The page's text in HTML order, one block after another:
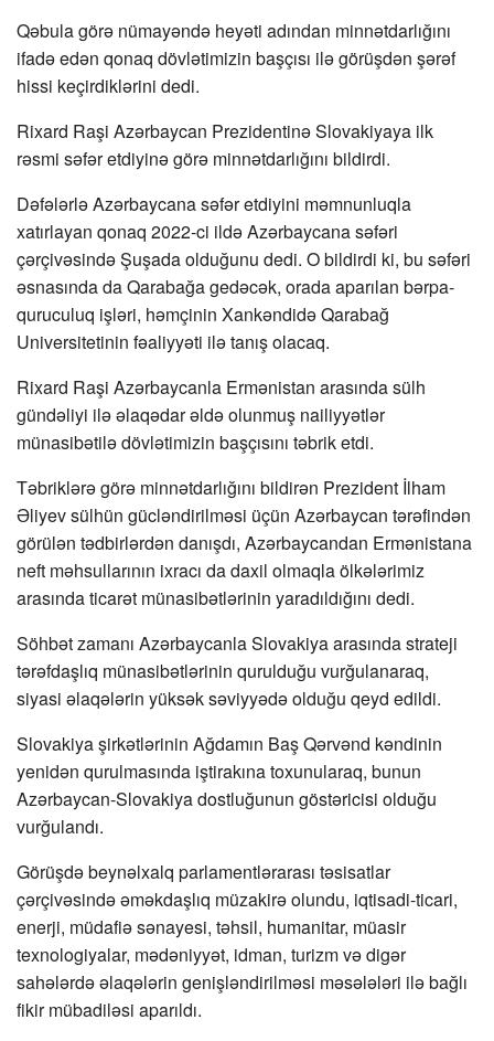
Qəbula görə nümayəndə heyəti adından minnətdarlığını
ifadə edən qonaq dövlətimizin başçısı ilə görüşdən şərəf
hissi keçirdiklərini dedi.
Rixard Raşi Azərbaycan Prezidentinə Slovakiyaya ilk
rəsmi səfər etdiyinə görə minnətdarlığını bildirdi.
Dəfələrlə Azərbaycana səfər etdiyini məmnunluqla
xatırlayan qonaq 2022-ci ildə Azərbaycana səfəri
çərçivəsində Şuşada olduğunu dedi. O bildirdi ki, bu səfəri
əsnasında da Qarabağa gedəcək, orada aparılan bərpa-
quruculuq işləri, həmçinin Xankəndidə Qarabağ
Universitetinin fəaliyyəti ilə tanış olacaq.
Rixard Raşi Azərbaycanla Ermənistan arasında sülh
gündəliyi ilə əlaqədar əldə olunmuş nailiyyətlər
münasibətilə dövlətimizin başçısını təbrik etdi.
Təbriklərə görə minnətdarlığını bildirən Prezident İlham
Əliyev sülhün gücləndirilməsi üçün Azərbaycan tərəfindən
görülən tədbirlərdən danışdı, Azərbaycandan Ermənistana
neft məhsullarının ixracı da daxil olmaqla ölkələrimiz
arasında ticarət münasibətlərinin yaradıldığını dedi.
Söhbət zamanı Azərbaycanla Slovakiya arasında strateji
tərəfdaşlıq münasibətlərinin qurulduğu vurğulanaraq,
siyasi əlaqələrin yüksək səviyyədə olduğu qeyd edildi.
Slovakiya şirkətlərinin Ağdamın Baş Qərvənd kəndinin
yenidən qurulmasında iştirakına toxunularaq, bunun
Azərbaycan-Slovakiya dostluğunun göstəricisi olduğu
vurğulandı.
Görüşdə beynəlxalq parlamentlərarası təsisatlar
çərçivəsində əməkdaşlıq müzakirə olundu, iqtisadi-ticari,
enerji, müdafiə sənayesi, təhsil, humanitar, müasir
texnologiyalar, mədəniyyət, idman, turizm və digər
sahələrdə əlaqələrin genişləndirilməsi məsələləri ilə bağlı
fikir mübadiləsi aparıldı.